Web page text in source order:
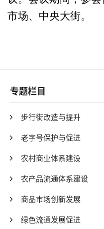
市场、中央大街。
专题栏目
步行街改造与提升
老字号保护与促进
农村商业体系建设
农产品流通体系建设
商品市场创新发展
绿色流通发展促进